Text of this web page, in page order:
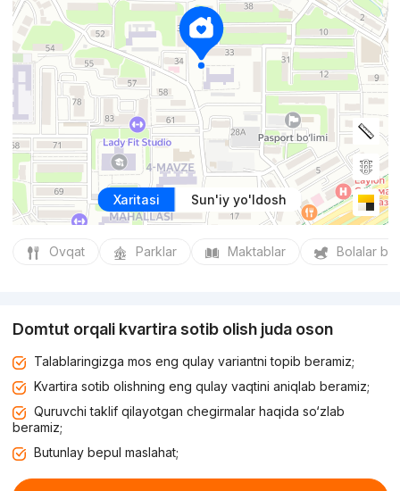
Xaritasi Sun'iy yo'ldosh
Ovqat Parklar Maktablar Bolalar
Domtut orqali kvartira sotib olish juda oson
Talablaringizga mos eng qulay variantni topib beramiz;
Kvartira sotib olishning eng qulay vaqtini aniqlab beramiz;
Quruvchi taklif qilayotgan chegirmalar haqida so‘zlab
beramiz;
Butunlay bepul maslahat;